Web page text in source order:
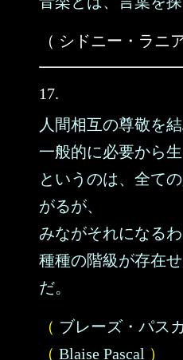
（ シドニー・ラニ
17.
人間相互の尊敬を結
一般的に必要から
というのは、全て
がるが、
みながそれになる
種種の階級が存在
だ。
（ ブレーズ・パス
（ Blaise Pascal ）